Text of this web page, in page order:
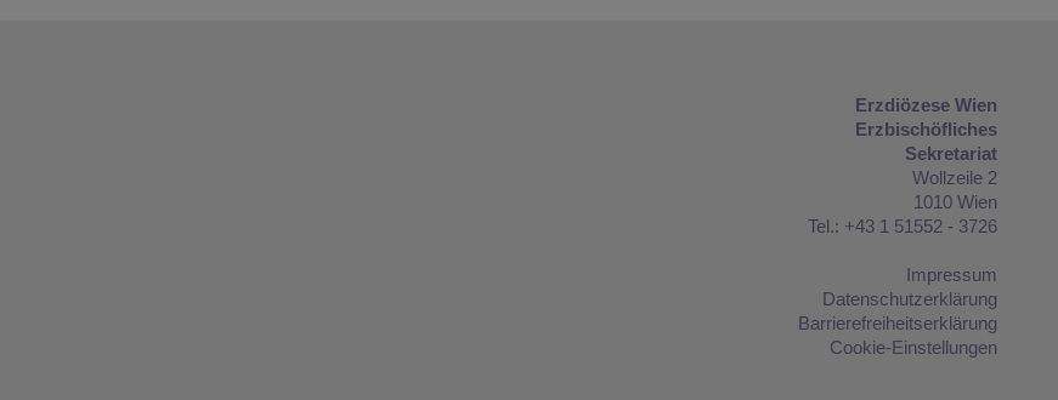
Erzdiözese Wien
Erzbischöfliches
Sekretariat
Wollzeile 2
1010 Wien
Tel.: +43 1 51552 - 3726
Impressum
Datenschutzerklärung
Barrierefreiheitserklärung
Cookie-Einstellungen